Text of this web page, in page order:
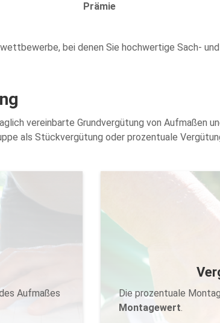
Prämie
bei denen Sie hochwertige Sach- und
vereinbarte Grundvergütung von Aufmaßen
als Stückvergütung oder prozentuale
Aufmaßes
wird
gebucht
Die prozentuale
Montagewert.
Wann
Grundlage der
ausgefüllte sowie vom